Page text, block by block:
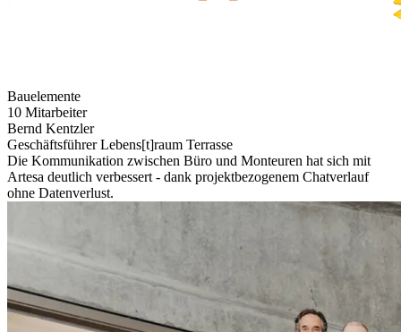
Bauelemente
10 Mitarbeiter
Bernd Kentzler
Geschäftsführer Lebens[t]raum Terrasse
Die Kommunikation zwischen Büro und Monteuren hat sich mit
Artesa deutlich verbessert - dank projektbezogenem Chatverlauf
ohne Datenverlust.